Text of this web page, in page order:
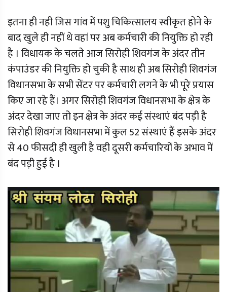
इतना ही नही जिस गांव में पशु चिकित्सालय स्वीकृत होने के
बाद खुले ही नहीं थे वहां पर अब कर्मचारी की नियुक्ति हो रही
है । विधायक के चलते आज सिरोही शिवगंज के अंदर तीन
कंपाउंडर की नियुक्ति हो चुकी है साथ ही अब सिरोही शिवगंज
विधानसभा के सभी सेंटर पर कर्मचारी लगने के भी पूरे प्रयास
किए जा रहे हैं। अगर सिरोही शिवगंज विधानसभा के क्षेत्र के
अंदर देखा जाए तो इन क्षेत्र के अंदर कई संस्थाएं बंद पड़ी है
सिरोही शिवगंज विधानसभा में कुल 52 संस्थाएं हैं इसके अंदर
से 40 फीसदी ही खुली है वही दूसरी कर्मचारियों के अभाव में
बंद पड़ी हुई है ।